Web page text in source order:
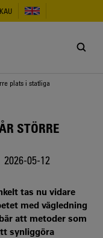
plats i statliga
STÖRRE
2026-05-12
tas nu vidare
med vägledning
att metoder som
synliggöra